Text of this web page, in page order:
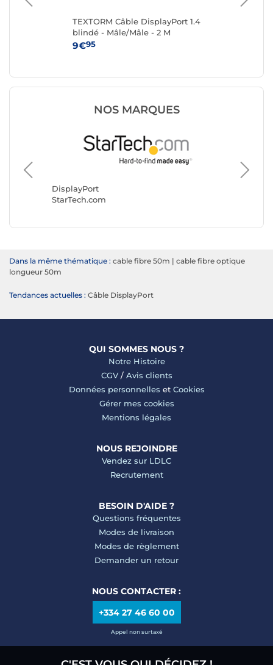
TEXTORM Câble DisplayPort 1.4
blindé - Mâle/Mâle - 2 M
9€95
NOS MARQUES
DisplayPort
StarTech.com
Dans la même thématique : cable fibre 50m | cable fibre optique
longueur 50m
Tendances actuelles : Câble DisplayPort
QUI SOMMES NOUS ?
Notre Histoire
CGV/ Avis clients
Données personnelles et Cookies
Gérer mes cookies
Mentions légales
NOUS REJOINDRE
Vendez sur LDLC
Recrutement
BESOIN D'AIDE ?
Questions fréquentes
Modes de livraison
Modes de règlement
Demander un retour
NOUS CONTACTER :
+334 27 46 60 00
Appel non surtaxé